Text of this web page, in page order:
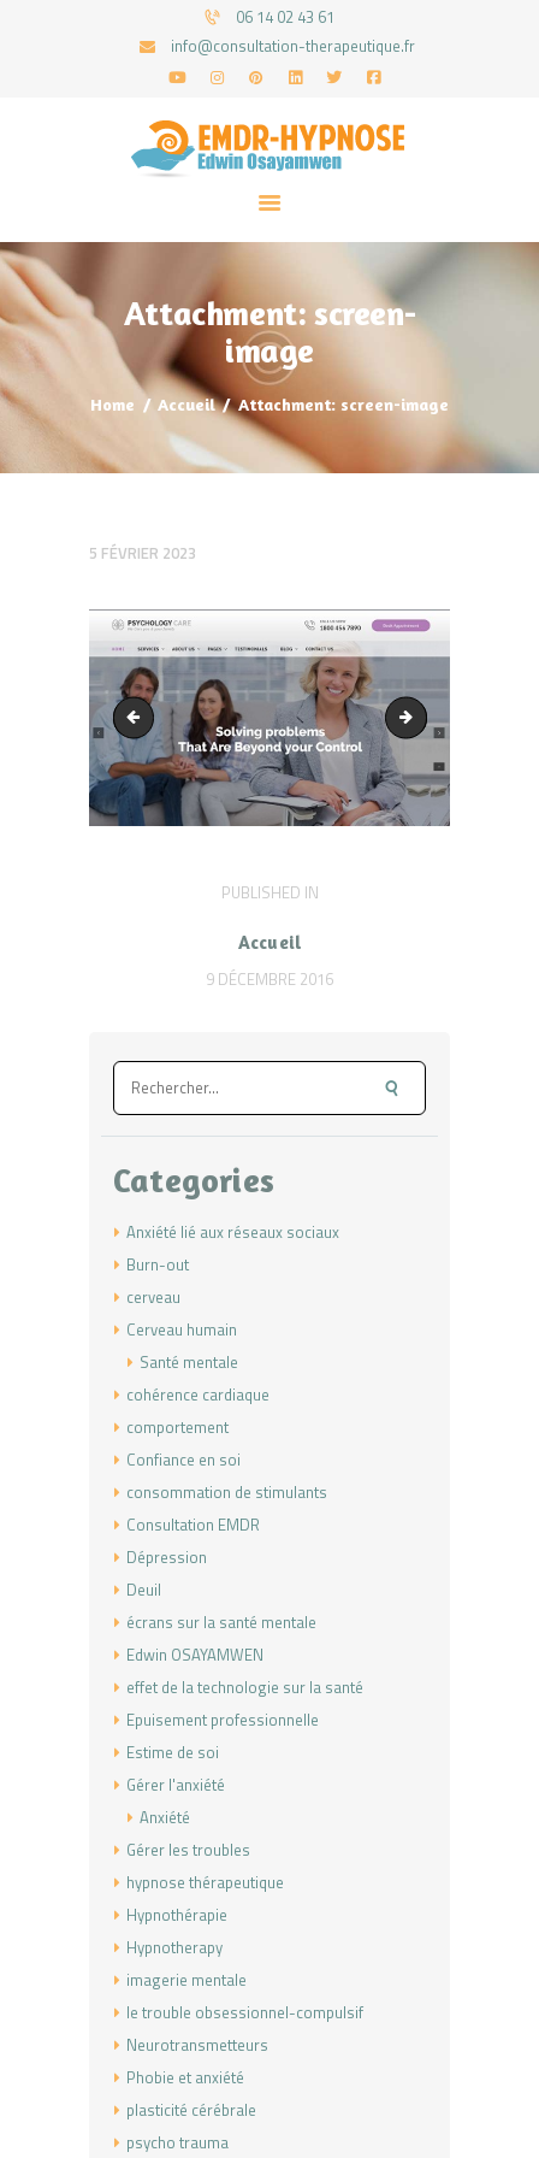
06 14 02 43 61
info@consultation-therapeutique.fr
Attachment: screen-
image
Home Accueil Attachment: screen-image
ACCUEIL
MON APPROCHE
ARTICLES
CONSULTATIONS
PRENEZ UN RDV
5 FÉVRIER 2023
portfolio-with-left-gallery slide1
NavigationPUBLISHED IN
Accueil
9 DÉCEMBRE 2016
Rechercher :
Categories
Anxiété lié aux réseaux sociaux
Burn-out
cerveau
Cerveau humain
Santé mentale
cohérence cardiaque
comportement
Confiance en soi
consommation de stimulants
Consultation EMDR
Dépression
Deuil
écrans sur la santé mentale
Edwin OSAYAMWEN
effet de la technologie sur la santé
Epuisement professionnelle
Estime de soi
Gérer l'anxiété
Anxiété
Gérer les troubles
hypnose thérapeutique
Hypnothérapie
Hypnotherapy
imagerie mentale
le trouble obsessionnel-compulsif
Neurotransmetteurs
Phobie et anxiété
plasticité cérébrale
psycho trauma